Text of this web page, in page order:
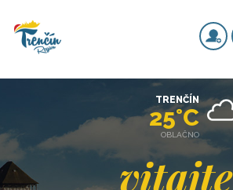
vitajte
TRENČÍN
25°C
OBLAČNO